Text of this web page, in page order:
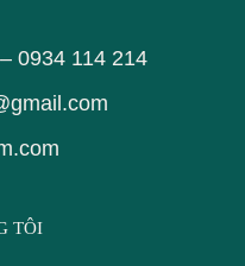
0934 114 214
TÔI